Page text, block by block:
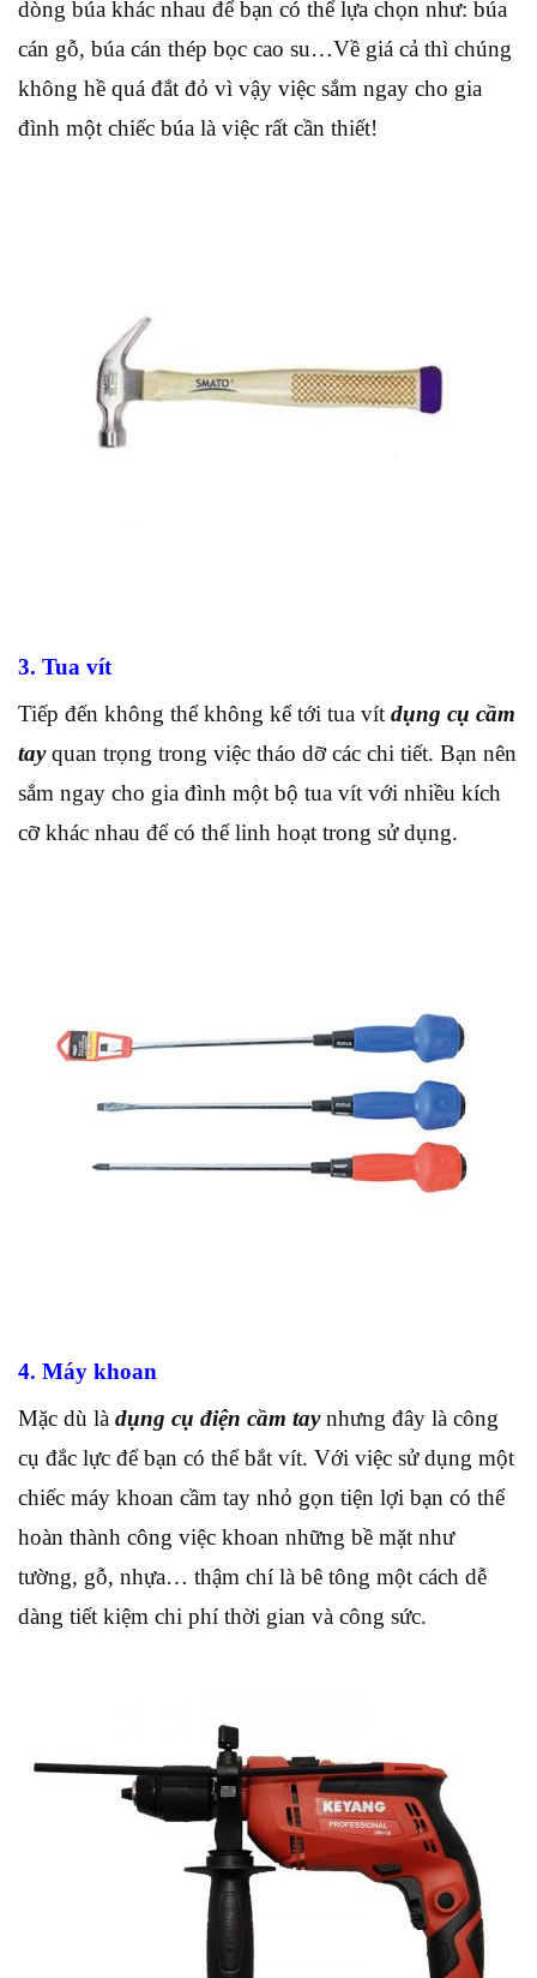
dòng búa khác nhau để bạn có thể lựa chọn như: búa
cán gỗ, búa cán thép bọc cao su…Về giá cả thì chúng
không hề quá đắt đỏ vì vậy việc sắm ngay cho gia
đình một chiếc búa là việc rất cần thiết!
3. Tua vít
Tiếp đến không thể không kể tới tua vít dụng cụ cầm
tayquan trọng trong việc tháo dỡ các chi tiết. Bạn nên
sắm ngay cho gia đình một bộ tua vít với nhiều kích
cỡ khác nhau để có thể linh hoạt trong sử dụng.
4. Máy khoan
Mặc dù là dụng cụ điện cầm taynhưng đây là công
cụ đắc lực để bạn có thể bắt vít. Với việc sử dụng một
chiếc máy khoan cầm tay nhỏ gọn tiện lợi bạn có thể
hoàn thành công việc khoan những bề mặt như
tường, gỗ, nhựa… thậm chí là bê tông một cách dễ
dàng tiết kiệm chi phí thời gian và công sức.